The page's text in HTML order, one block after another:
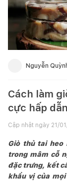
Nguyễn
Cách làm
cực hấp dẫn
Cập nhật ngày 21/
Giò thủ tai heo
trong mâm cỗ
đặc trưng, kết
khẩu vị của